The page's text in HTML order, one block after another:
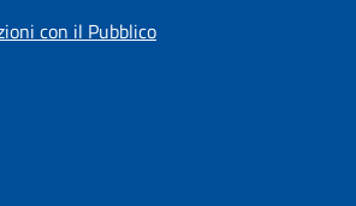
con il Pubblico